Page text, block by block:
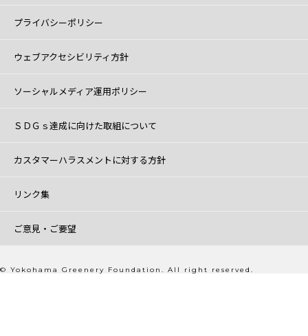
プライバシーポリシー
ウェブアクセシビリティ方針
ソーシャルメディア運用ポリシー
ＳＤＧｓ達成に向けた取組について
カスタマーハラスメントに対する方針
リンク集
ご意見・ご要望
© Yokohama Greenery Foundation. All right reserved.